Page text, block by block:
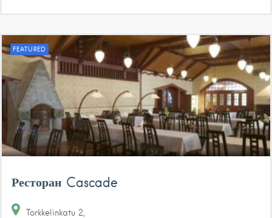
FEATURED
Ресторан Cascade
Torkkelinkatu 2